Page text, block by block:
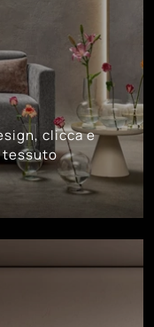
clicca e
tessuto